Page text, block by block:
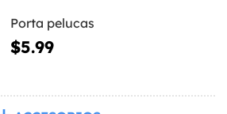
Porta pelucas
$5.99